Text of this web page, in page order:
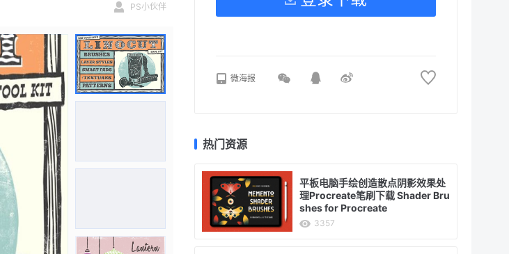
PS小伙伴
微海报
热门资源
平板电脑手绘创造散点阴影效果处
理Procreate笔刷下载 Shader Bru
shes for Procreate
3357